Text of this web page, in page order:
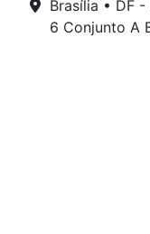
Brasília • DF
6 Conjunto A